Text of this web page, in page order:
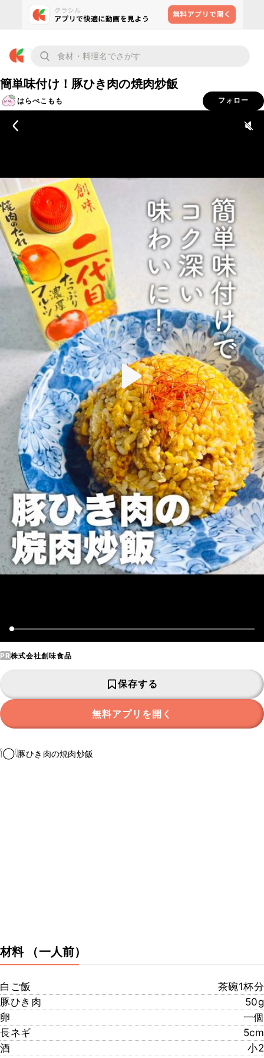
簡単味付け！豚ひき肉の焼肉炒飯
はらぺこもも フォロー
PR株式会社創味食品
保存する
無料アプリを開く
𓌉◯𓇋豚ひき肉の焼肉炒飯
材料 （一人前）
白ご飯
茶碗1杯分
豚ひき肉
50g
卵
一個
長ネギ
5cm
酒
小2